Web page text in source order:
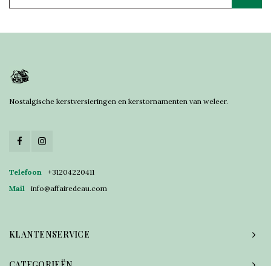
Nostalgische kerstversieringen en kerstornamenten van weleer.
Telefoon
+31204220411
Mail
info@affairedeau.com
KLANTENSERVICE